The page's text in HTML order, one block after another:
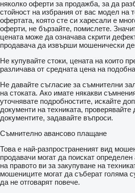
няколко оферти за продажба, за да
стойност на избрания от вас модел на
офертата, която сте си харесали е
оферти, не бързайте, помислете.
цената може да означава скрити
продавача да извърши мошенически
Не купувайте стоки, цената на които
различава от средната цена на
Не давайте съгласие за съмнителни
на стоката. Ако имате някакви
уточнявате подробностите, искайте
документи на техниката, проверявайте
документите, задавайте въпроси.
Съмнително авансово плащане
Това е най-разпространеният вид
продавачи могат да поискат определен
на правото ви за закупуване на
мошениците могат да съберат голяма
да не отговарят повече.